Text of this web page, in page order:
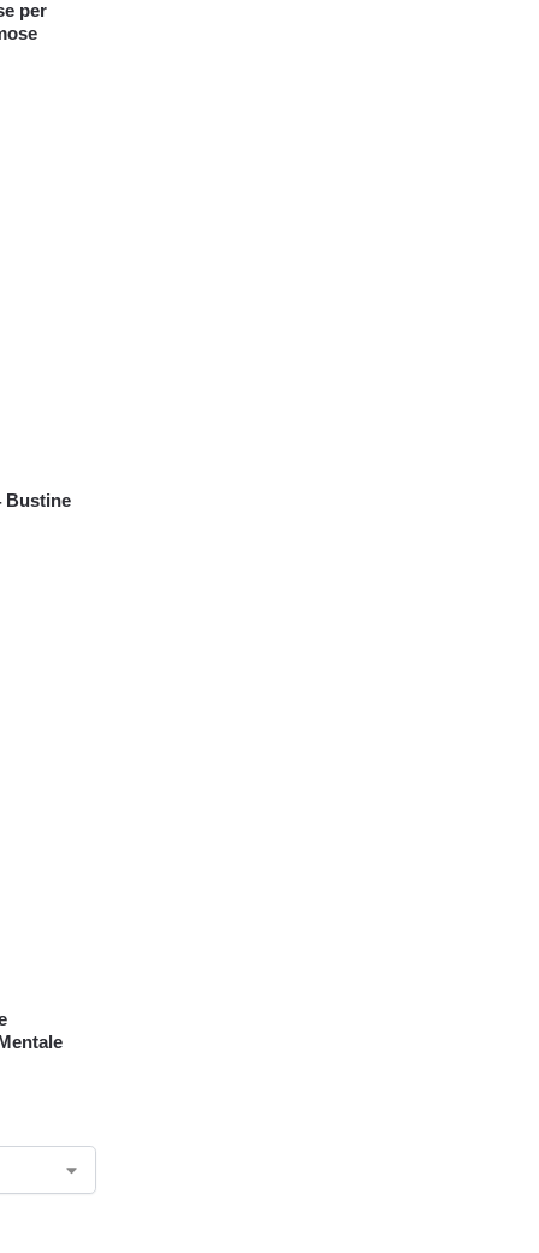
per
Bustine